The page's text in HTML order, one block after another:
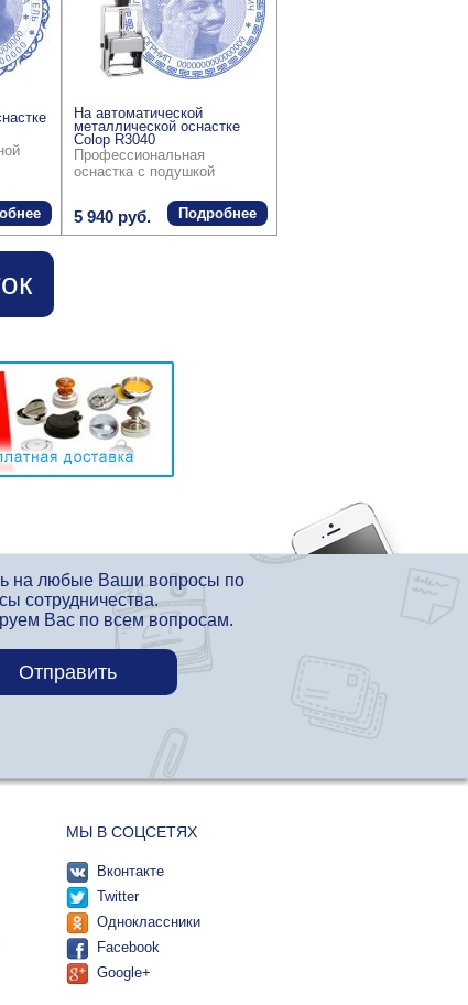
На автоматической
металлической оснастке
Colop R3040
Профессиональная
оснастка с подушкой
5 940 руб. Подробнее
на любые Ваши вопросы по
сотрудничества.
Вас по всем вопросам.
МЫ В СОЦСЕТЯХ
Вконтакте
Twitter
Одноклассники
Facebook
Google+